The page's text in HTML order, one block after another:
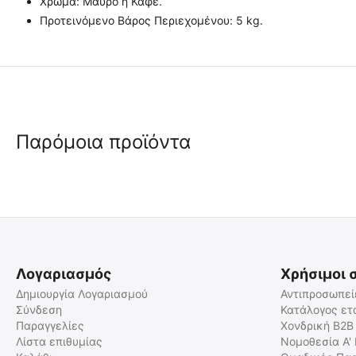
Προτεινόμενο Βάρος Περιεχομένου: 5 kg.
Παρόμοια προϊόντα
Elite Bags STREET'S Ιατρική
Τσάντα Επισκέψεων
Elite Bags MEDIC'S Ιατρική
Λογαριασμός
Δημιουργία Λογαριασμού
Σύνδεση
Παραγγελίες
Λίστα επιθυμίας
Χρήσιμοι
Κατάλογος
Χονδρική B2B
Νομοθεσία Α'